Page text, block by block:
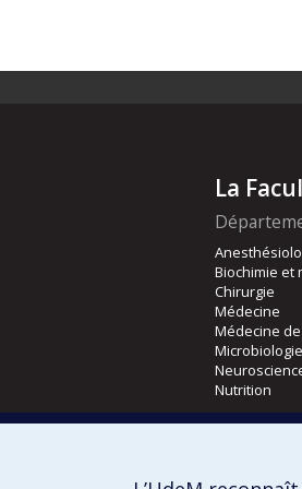
La
Biochimie et
Chirurgie
Médecine
Médecine
Nutrition